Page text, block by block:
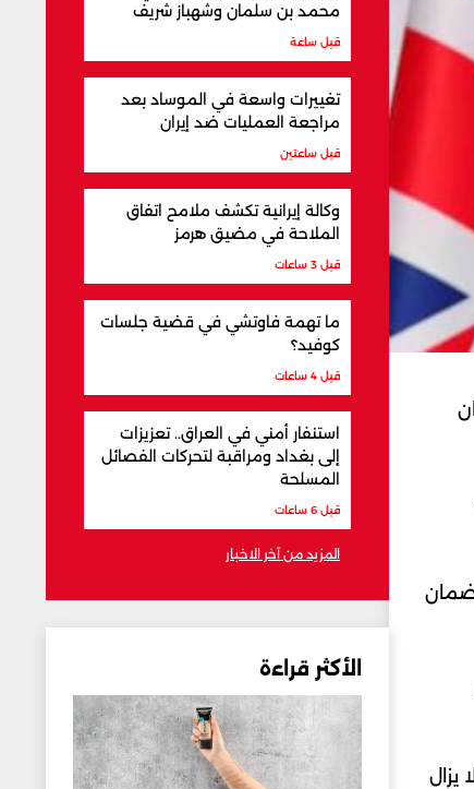
يزال
محمد بن سلمان وشهباز شريف
قبل ساعة
تغييرات واسعة في الموساد بعد
مراجعة العمليات ضد إيران
قبل ساعتين
وكالة إيرانية تكشف ملامح اتفاق
الملاحة في مضيق هرمز
قبل 3 ساعات
ما تهمة فاوتشي في قضية جلسات
كوفيد؟
قبل 4 ساعات
استنفار أمني في العراق.. تعزيزات
إلى بغداد ومراقبة لتحركات الفصائل
المسلحة
قبل 6 ساعات
المزيد من آخر الاخبار
الأكثر قراءة